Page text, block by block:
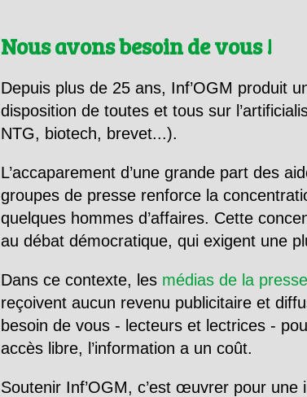
Nous avons besoin de vous !
Depuis plus de 25 ans, Inf’OGM produit
disposition de toutes et tous sur
NTG, biotech, brevet...).
L’accaparement d’une grande part des
groupes de presse renforce la
quelques hommes d’affaires. Cette
au débat démocratique, qui exigent une
Dans ce contexte, les médias de la
reçoivent aucun revenu publicitaire et
besoin de vous - lecteurs et lectrices -
accès libre, l’information a un coût.
Soutenir Inf’OGM, c’est œuvrer pour